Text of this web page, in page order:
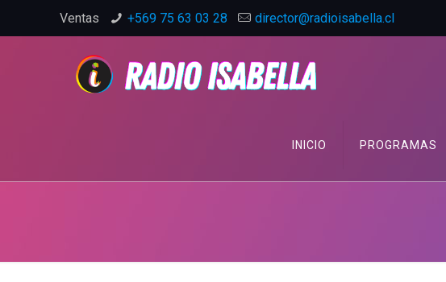
Ventas +569 75 63 03 28 director@radioisabella.cl
INICIO PROGRAMAS